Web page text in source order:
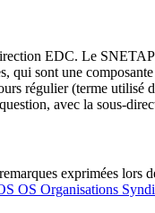
EDC. Le
qui sont une
régulier (terme utilisé
avec la sous-
exprimées lors
OS Organisations